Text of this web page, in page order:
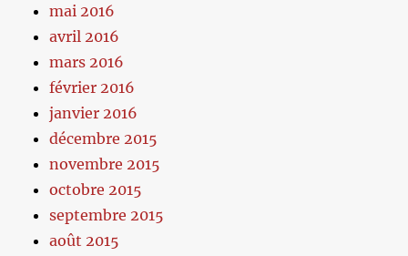
mai 2016
avril 2016
mars 2016
février 2016
janvier 2016
décembre 2015
novembre 2015
octobre 2015
septembre 2015
août 2015